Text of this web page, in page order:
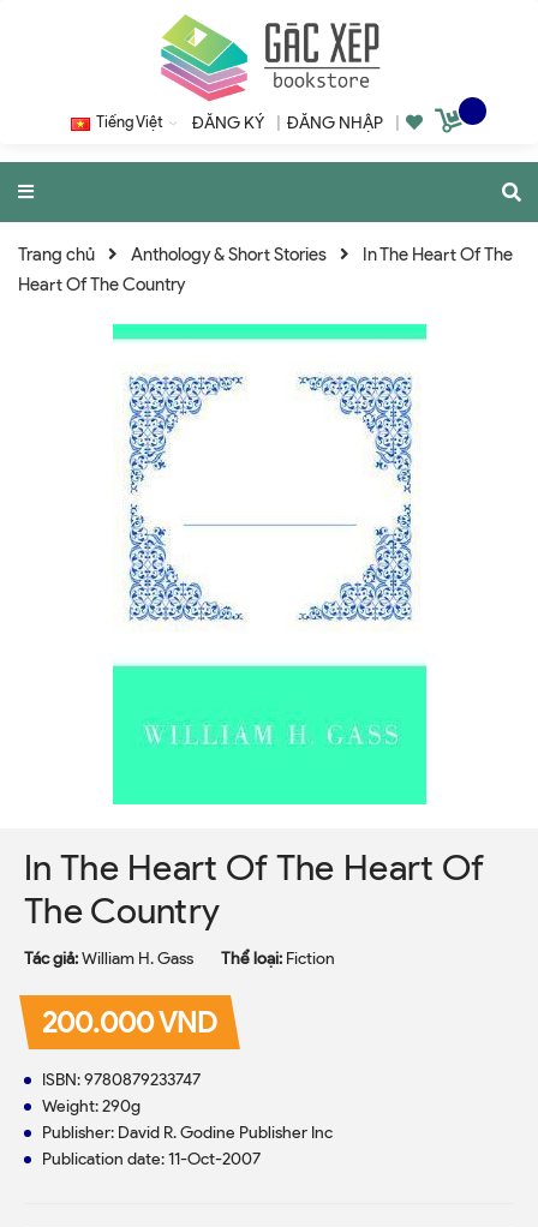
Tiếng Việt ĐĂNG KÝ ĐĂNG NHẬP
Trang chủ Anthology & Short Stories
In The Heart Of The
Heart Of The Country
In The Heart Of The Heart Of
The Country
Tác giả:William H. Gass Thể loại: Fiction
200.000 VND
ISBN: 9780879233747
Weight: 290g
Publisher: David R. Godine Publisher Inc
Publication date: 11-Oct-2007